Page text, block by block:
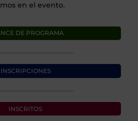
en el evento.
DE PROGRAMA
INSCRIPCIONES
INSCRITOS